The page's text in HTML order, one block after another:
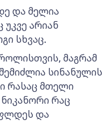
და მელია
უკვე არიან
სხვაც.
მაგრამ
სინანულის
რასაც მთელი
რაც
და